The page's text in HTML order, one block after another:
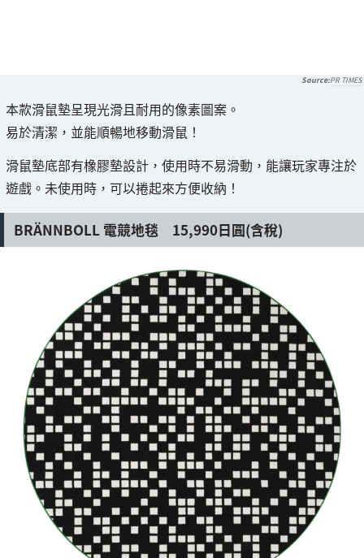
PR TIMES
本款滑鼠墊呈現光滑且耐用的像素圖案。
易於清潔，並能順暢地移動滑鼠！
滑鼠墊底部有橡膠墊設計，使用時不易滑動，能讓玩家專注於
遊戲。未使用時，可以捲起來方便收納！
BRÄNNBOLL 電競地毯 15,990日圓(含稅)